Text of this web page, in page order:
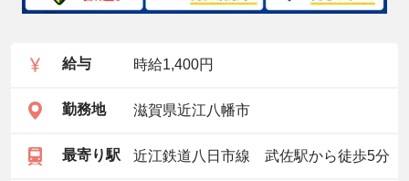
給与 時給1,400円
勤務地 滋賀県近江八幡市
最寄り駅 近江鉄道八日市線 武佐駅から徒歩5分